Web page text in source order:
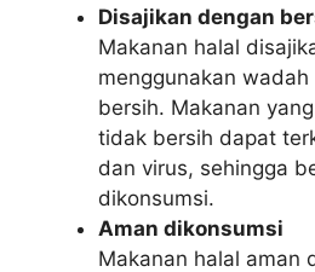
Disajikan dengan
Makanan halal
menggunakan
bersih. Makanan
tidak bersih dapat
dan virus, sehingga
dikonsumsi.
Aman dikonsumsi
Makanan halal aman